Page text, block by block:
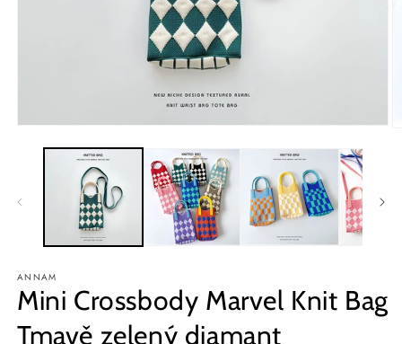
multimédia
okně
ANNAM
Mini Crossbody Marvel Knit Bag
Tmavě zelený diamant